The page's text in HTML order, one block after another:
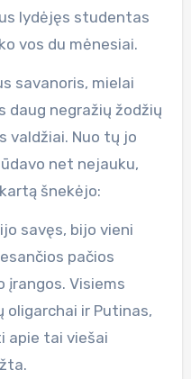
lydėjęs studentas
vos du mėnesiai.
savanoris, mielai
daug negražių žodžių
valdžiai. Nuo tų jo
net nejauku,
šnekėjo:
savęs, bijo vieni
pačios
įrangos. Visiems
oligarchai ir Putinas,
apie tai viešai